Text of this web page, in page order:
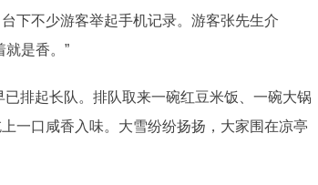
下不少游客举起手机记录。游客张先生介
就是香。”
起长队。排队取来一碗红豆米饭、一碗大锅
一口咸香入味。大雪纷纷扬扬，大家围在凉亭